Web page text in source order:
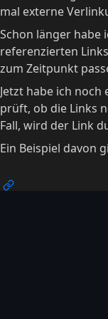
mal externe
Schon länger habe
referenzierten
zum Zeitpunkt
Jetzt habe ich noch
prüft, ob die Links
Fall, wird der Link
Ein Beispiel davon